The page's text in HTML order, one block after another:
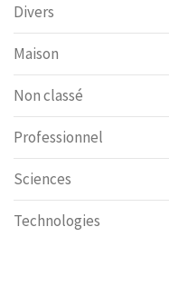
Divers
Maison
Non classé
Professionnel
Sciences
Technologies